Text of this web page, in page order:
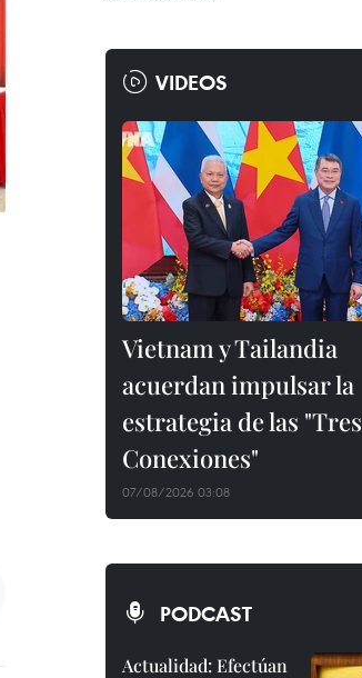
VIDEOS
Vietnam y Tailandia
acuerdan impulsar la
estrategia de las "Tres
Conexiones"
07/08/2026 03:08
PODCAST
Actualidad: Efectúan